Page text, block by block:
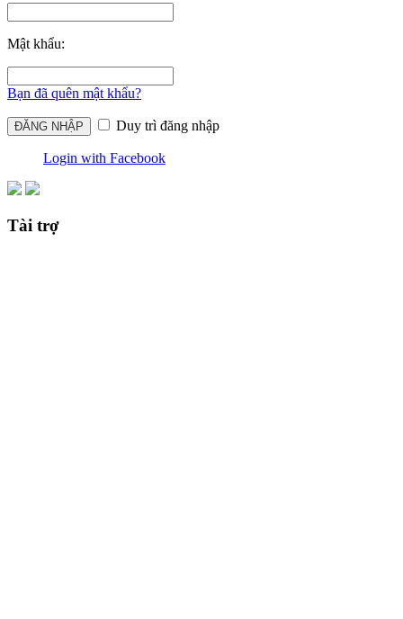
Mật khẩu:
Bạn đã quên mật khẩu?
Duy trì đăng nhập
Login with Facebook
Tài trợ